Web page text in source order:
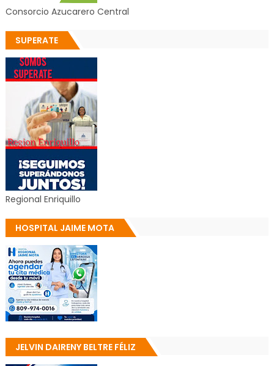
Consorcio Azucarero Central
SUPERATE
Regional Enriquillo
HOSPITAL JAIME MOTA
JELVIN DAIRENY BELTRE FÉLIZ